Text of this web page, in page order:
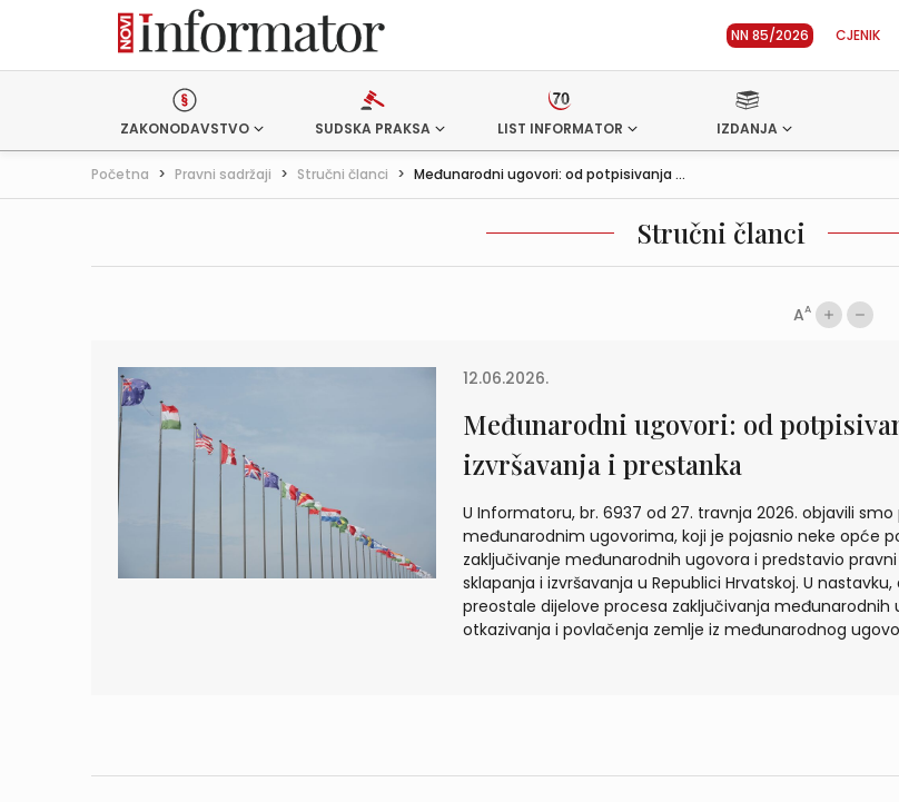
NN 85/2026 CJENIK
ZAKONODAVSTVO SUDSKA PRAKSA LIST INFORMATOR IZDANJA
Početna > Pravni sadržaji > Stručni članci > Međunarodni ugovori: od potpisivanja ...
Stručni članci
AA
12.06.2026.
Međunarodni ugovori: od
izvršavanja i prestanka
U Informatoru, br. 6937 od 27. travnja 2026. objavili
međunarodnim ugovorima, koji je pojasnio neke opće
zaključivanje međunarodnih ugovora i predstavio
sklapanja i izvršavanja u Republici Hrvatskoj. U
preostale dijelove procesa zaključivanja međunarodnih
otkazivanja i povlačenja zemlje iz međunarodnog